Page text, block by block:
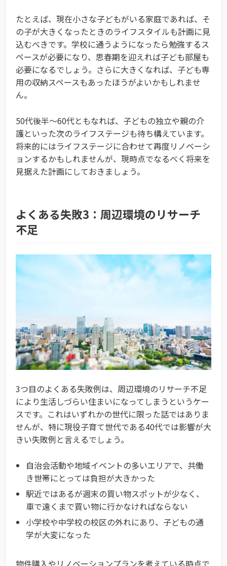
たとえば、現在小さな子どもがいる家庭であれば、そ
の子が大きくなったときのライフスタイルも計画に見
込むべきです。学校に通うようになったら勉強するス
ペースが必要になり、思春期を迎えれば子ども部屋も
必要になるでしょう。さらに大きくなれば、子ども専
用の収納スペースもあったほうがよいかもしれませ
ん。
50代後半〜60代ともなれば、子どもの独立や親の介
護といった次のライフステージも待ち構えています。
将来的にはライフステージに合わせて再度リノベーシ
ョンするかもしれませんが、現時点でなるべく将来を
見据えた計画にしておきましょう。
よくある失敗3：周辺環境のリサーチ
不足
3つ目のよくある失敗例は、周辺環境のリサーチ不足
により生活しづらい住まいになってしまうというケー
スです。これはいずれかの世代に限った話ではありま
せんが、特に現役子育て世代である40代では影響が大
きい失敗例と言えるでしょう。
自治会活動や地域イベントの多いエリアで、共働
き世帯にとっては負担が大きかった
駅近ではあるが週末の買い物スポットが少なく、
車で遠くまで買い物に行かなければならない
小学校や中学校の校区の外れにあり、子どもの通
学が大変になった
物件購入やリノベーションプランを考えている時点で